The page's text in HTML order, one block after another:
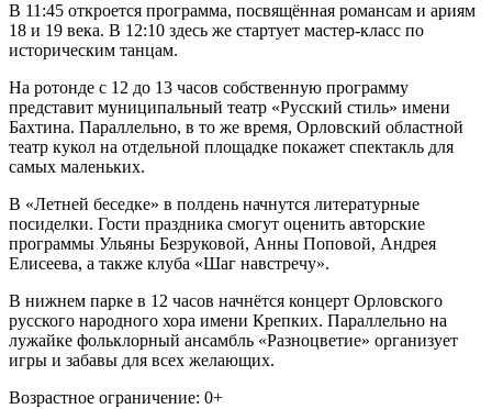
В 11:45 откроется программа, посвящённая романсам и ариям
18 и 19 века. В 12:10 здесь же стартует мастер-класс по
историческим танцам.
На ротонде с 12 до 13 часов собственную программу
представит муниципальный театр «Русский стиль» имени
Бахтина. Параллельно, в то же время, Орловский областной
театр кукол на отдельной площадке покажет спектакль для
самых маленьких.
В «Летней беседке» в полдень начнутся литературные
посиделки. Гости праздника смогут оценить авторские
программы Ульяны Безруковой, Анны Поповой, Андрея
Елисеева, а также клуба «Шаг навстречу».
В нижнем парке в 12 часов начнётся концерт Орловского
русского народного хора имени Крепких. Параллельно на
лужайке фольклорный ансамбль «Разноцветие» организует
игры и забавы для всех желающих.
Возрастное ограничение: 0+